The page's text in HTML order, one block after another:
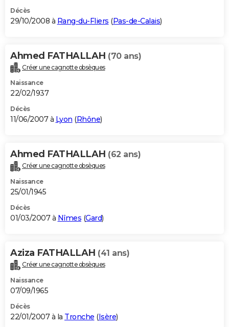
Décès
29/10/2008 à Rang-du-Fliers (Pas-de-Calais)
Ahmed FATHALLAH (70 ans)
Créer une cagnotte obsèques
Naissance
22/02/1937
Décès
11/06/2007 à Lyon (Rhône)
Ahmed FATHALLAH (62 ans)
Créer une cagnotte obsèques
Naissance
25/01/1945
Décès
01/03/2007 à Nîmes (Gard)
Aziza FATHALLAH (41 ans)
Créer une cagnotte obsèques
Naissance
07/09/1965
Décès
22/01/2007 à la Tronche (Isère)